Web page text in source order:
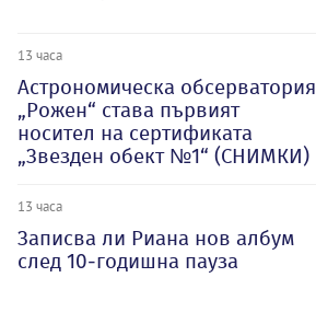
13 часа
Астрономическа обсерватория
„Рожен“ става първият
носител на сертификата
„Звезден обект №1“ (СНИМКИ)
13 часа
Записва ли Риана нов албум
след 10-годишна пауза